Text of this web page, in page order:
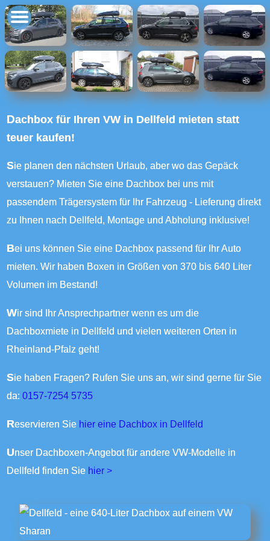
Dachbox für Ihren VW in Dellfeld mieten statt
teuer kaufen!
Sie planen den nächsten Urlaub, aber wo das Gepäck
verstauen? Mieten Sie eine Dachbox bei uns mit
passendem Trägersystem für Ihr Fahrzeug - Lieferung direkt
zu Ihnen nach Dellfeld, Montage und Abholung inklusive!
Bei uns können Sie eine Dachbox passend für Ihr Auto
mieten. Wir haben Boxen in Größen von 370 bis 640 Liter
Volumen im Bestand!
Wir sind Ihr Ansprechpartner wenn es um die
Dachboxmiete in Dellfeld und vielen weiteren Orten in
Rheinland-Pfalz geht!
Sie haben Fragen? Rufen Sie uns an, wir sind gerne für Sie
da:0157-7254 5735
Reservieren Sie hier eine Dachbox in Dellfeld
Unser Dachboxen-Angebot für andere VW-Modelle in
Dellfeld finden Sie hier >